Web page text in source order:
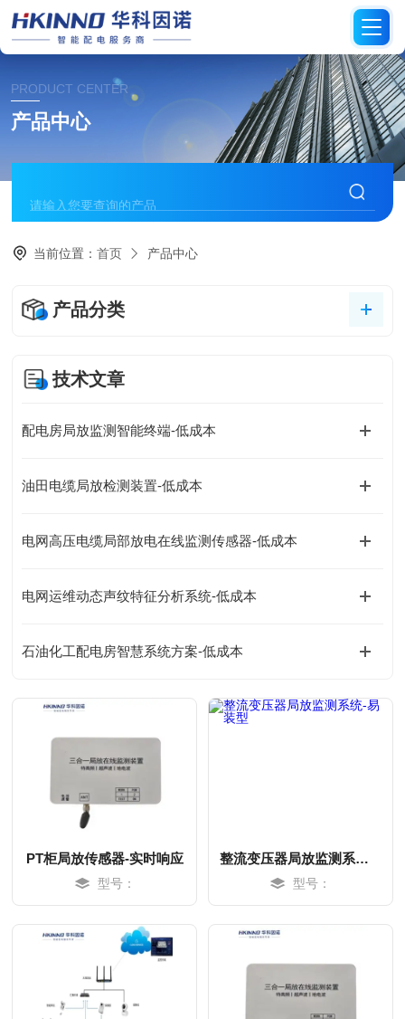
PRODUCT CENTER
产品中心
当前位置：首页 产品中心
产品分类
技术文章
配电房局放监测智能终端-低成本
油田电缆局放检测装置-低成本
电网高压电缆局部放电在线监测传感器-低成本
电网运维动态声纹特征分析系统-低成本
石油化工配电房智慧系统方案-低成本
PT柜局放传感器-实时响应
型号：
整流变压器局放监测系统-易装型
型号：